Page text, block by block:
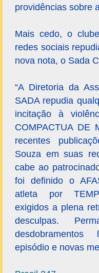
providências sobre
Mais cedo, o
redes sociais
nova nota, o Sada
“A Diretoria da
SADA repudia
incitação à
COMPACTUA DE
recentes
Souza em suas
cabe ao
foi definido o
atleta por
exigidos a plena
desculpas.
episódio e novas